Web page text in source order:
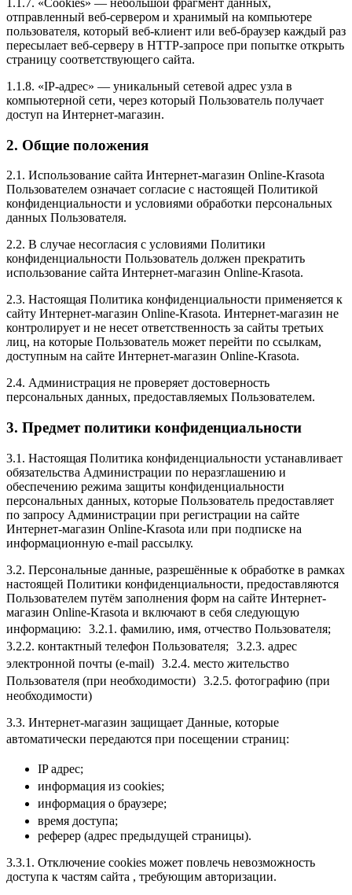
1.1.7. «Cookies» — небольшой фрагмент данных,
отправленный веб-сервером и хранимый на компьютере
пользователя, который веб-клиент или веб-браузер каждый раз
пересылает веб-серверу в HTTP-запросе при попытке открыть
страницу соответствующего сайта.
1.1.8. «IP-адрес» — уникальный сетевой адрес узла в
компьютерной сети, через который Пользователь получает
доступ на Интернет-магазин.
2. Общие положения
2.1. Использование сайта Интернет-магазин Online-Krasota
Пользователем означает согласие с настоящей Политикой
конфиденциальности и условиями обработки персональных
данных Пользователя.
2.2. В случае несогласия с условиями Политики
конфиденциальности Пользователь должен прекратить
использование сайта Интернет-магазин Online-Krasota.
2.3. Настоящая Политика конфиденциальности применяется к
сайту Интернет-магазин Online-Krasota. Интернет-магазин не
контролирует и не несет ответственность за сайты третьих
лиц, на которые Пользователь может перейти по ссылкам,
доступным на сайте Интернет-магазин Online-Krasota.
2.4. Администрация не проверяет достоверность
персональных данных, предоставляемых Пользователем.
3. Предмет политики конфиденциальности
3.1. Настоящая Политика конфиденциальности устанавливает
обязательства Администрации по неразглашению и
обеспечению режима защиты конфиденциальности
персональных данных, которые Пользователь предоставляет
по запросу Администрации при регистрации на сайте
Интернет-магазин Online-Krasota или при подписке на
информационную e-mail рассылку.
3.2. Персональные данные, разрешённые к обработке в рамках
настоящей Политики конфиденциальности, предоставляются
Пользователем путём заполнения форм на сайте Интернет-
магазин Online-Krasota и включают в себя следующую
информацию: 3.2.1. фамилию, имя, отчество Пользователя;
3.2.2. контактный телефон Пользователя; 3.2.3. адрес
электронной почты (e-mail) 3.2.4. место жительство
Пользователя (при необходимости) 3.2.5. фотографию (при
необходимости)
3.3. Интернет-магазин защищает Данные, которые
автоматически передаются при посещении страниц:
IP адрес;
информация из cookies;
информация о браузере;
время доступа;
реферер (адрес предыдущей страницы).
3.3.1. Отключение cookies может повлечь невозможность
доступа к частям сайта , требующим авторизации.